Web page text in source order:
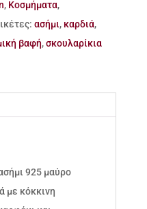
, Κοσμήματα,
ασήμι, καρδιά,
βαφή,σκουλαρίκια
925 μαύρο
με κόκκινη